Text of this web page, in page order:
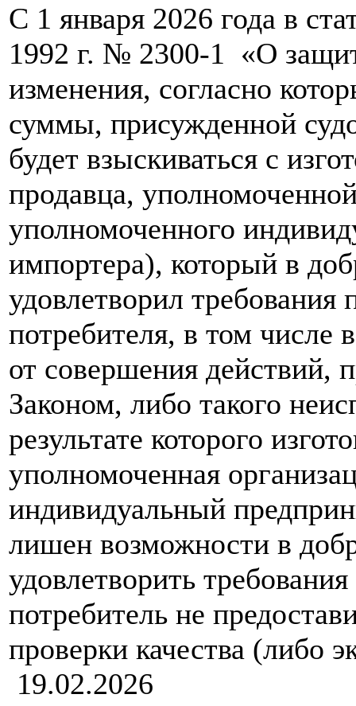
С 1 января 2026 года в
1992 г. № 2300-1 «О
изменения, согласно
суммы, присужденной
будет взыскиваться с
продавца,
уполномоченного
импортера), который в
удовлетворил требования
потребителя, в том числе
от совершения действий,
Законом, либо такого
результате которого
уполномоченная
индивидуальный
лишен возможности в
удовлетворить
потребитель не
проверки качества (либо
19.02.2026